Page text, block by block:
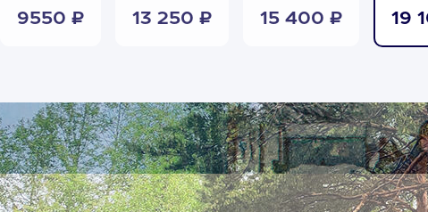
9550 ₽ 13 250 ₽ 15 400 ₽ 19